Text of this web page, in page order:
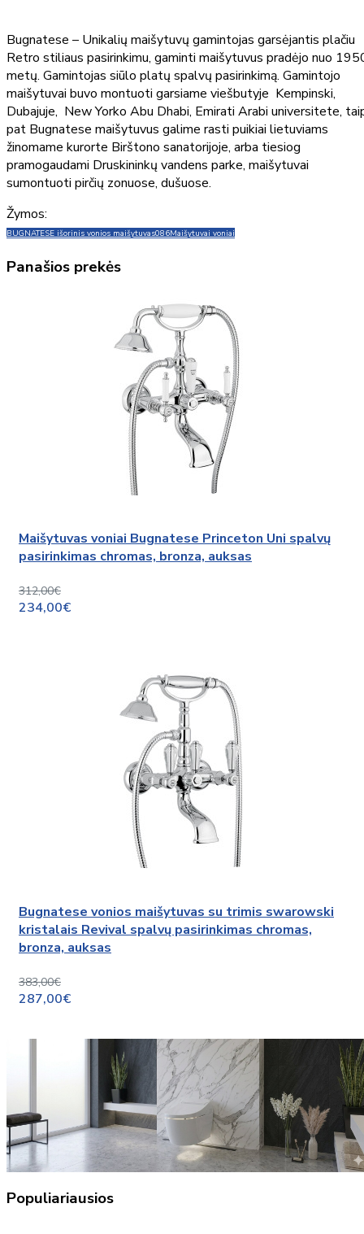
Bugnatese – Unikalių maišytuvų gamintojas garsėjantis plačiu
Retro stiliaus pasirinkimu, gaminti maišytuvus pradėjo nuo
metų. Gamintojas siūlo platų spalvų pasirinkimą. Gamintojo
maišytuvai buvo montuoti garsiame viešbutyje Kempinski,
Dubajuje, New Yorko Abu Dhabi, Emirati Arabi universitete,
pat Bugnatese maišytuvus galime rasti puikiai lietuviams
žinomame kurorte Birštono sanatorijoje, arba tiesiog
pramogaudami Druskininkų vandens parke, maišytuvai
sumontuoti pirčių zonuose, dušuose.
Žymos:
BUGNATESE išorinis vonios maišytuvas086Maišytuvai voniai
Panašios prekės
Maišytuvas voniai Bugnatese Princeton Uni spalvų
pasirinkimas chromas, bronza, auksas
312,00€
234,00€
Bugnatese vonios maišytuvas su trimis swarowski
kristalais Revival spalvų pasirinkimas chromas,
bronza, auksas
383,00€
287,00€
Populiariausios